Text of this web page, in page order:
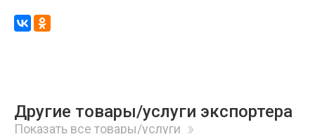
Другие товары/услуги экспортера
Показать все товары/услуги